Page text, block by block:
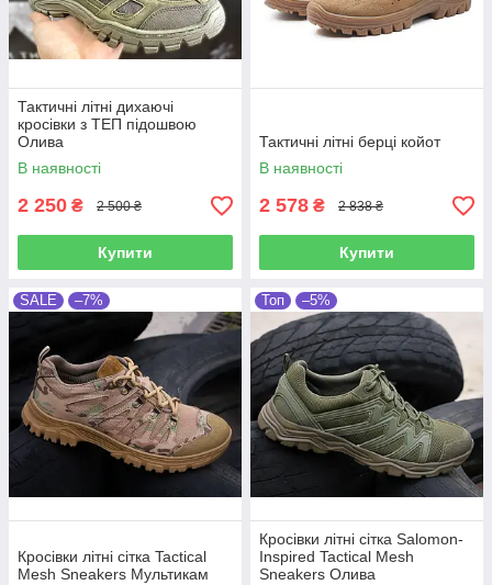
Тактичні літні дихаючі
кросівки з ТЕП підошвою
Олива
В наявності
2 250 ₴ 2 500 ₴
Купити
Тактичні літні берці койот
В наявності
2 578 ₴ 2 838 ₴
Купити
SALE –7%
Кросівки літні сітка Tactical
Mesh Sneakers Мультикам
Топ –5%
Кросівки літні сітка Salomon-
Inspired Tactical Mesh
Sneakers Олива